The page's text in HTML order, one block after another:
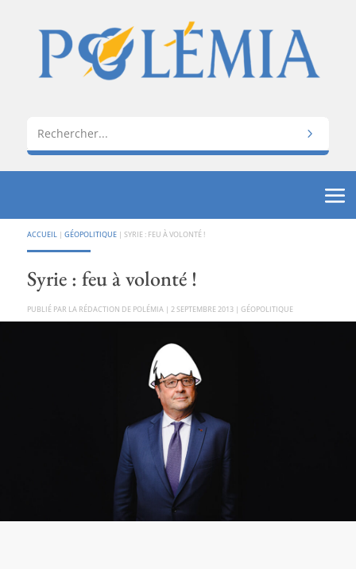
ACCUEIL | GÉOPOLITIQUE| SYRIE : FEU À VOLONTÉ !
Syrie : feu à volonté !
PAR LA RÉDACTION DE POLÉMIA | 2 SEPTEMBRE 2013| GÉOPOLITIQUE